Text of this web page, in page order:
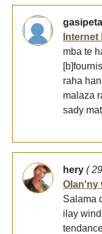
mba te
raha
malaza
sady
hery (
Olan'ny
Salama
ilay